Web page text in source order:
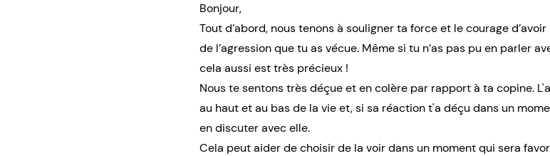
Bonjour,
Tout d’abord, nous tenons à souligner ta force et le courage
de l’agression que tu as vécue. Même si tu n’as pas pu en parler
cela aussi est très précieux !
Nous te sentons très déçue et en colère par rapport à ta copine.
au haut et au bas de la vie et, si sa réaction t'a déçu dans un
en discuter avec elle.
Cela peut aider de choisir de la voir dans un moment qui sera